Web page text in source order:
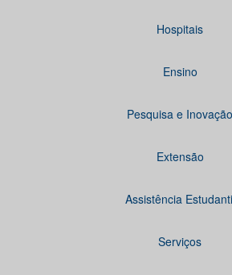
Hospitais
Ensino
Pesquisa e Inovação
Extensão
Assistência
Serviços